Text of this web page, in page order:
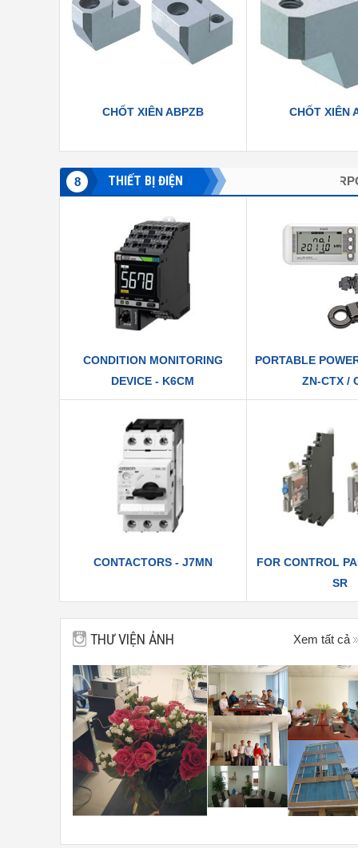
CHỐT XIÊN ABPZB CHỐT XIÊN
8 THIẾT BỊ ĐIỆN
IDEC CORPORATION.
CONDITION MONITORING
DEVICE - K6CM
PORTABLE
ZN-CTX /
CONTACTORS - J7MN
FOR CONTROL
SR
THƯ VIỆN ẢNH Xem tất cả